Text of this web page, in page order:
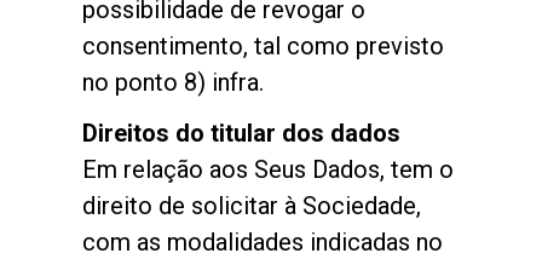
possibilidade de revogar o
consentimento, tal como previsto
no ponto 8) infra.
Direitos do titular dos dados
Em relação aos Seus Dados, tem o
direito de solicitar à Sociedade,
com as modalidades indicadas no
Produtos
Notícias
Descarregar
Mais